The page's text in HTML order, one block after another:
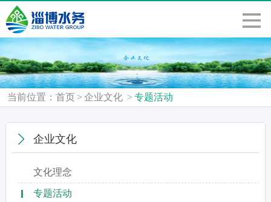
当前位置： 首页 > 企业文化 > 专题活动
企业文化
文化理念
专题活动